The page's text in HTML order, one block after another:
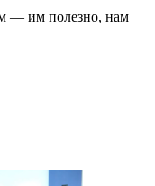
— им полезно, нам